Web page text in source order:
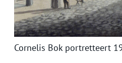
Cornelis Bok portretteert